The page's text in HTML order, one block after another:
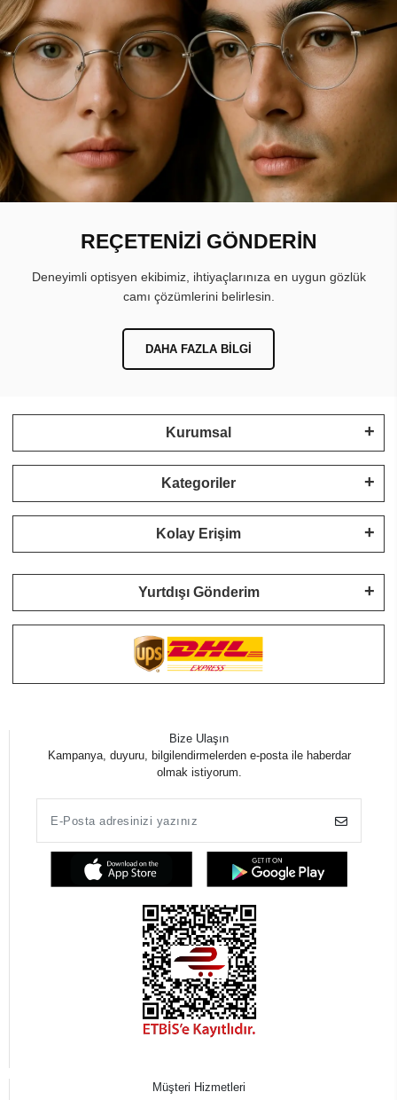
REÇETENİZİ GÖNDERİN
Deneyimli optisyen ekibimiz, ihtiyaçlarınıza en uygun gözlük
camı çözümlerini belirlesin.
DAHA FAZLA BILGI
Kurumsal
Kategoriler
Kolay Erişim
Yurtdışı Gönderim
Bize Ulaşın
Kampanya, duyuru, bilgilendirmelerden e-posta ile haberdar
olmak istiyorum.
Müşteri Hizmetleri